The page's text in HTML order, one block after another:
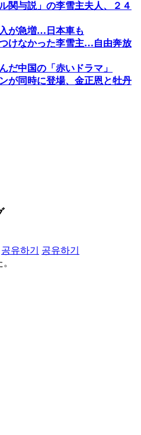
関与説」の李雪主夫人、２４
が急増…日本車も
けなかった李雪主…自由奔放
だ中国の「赤いドラマ」
が同時に登場、金正恩と牡丹
공유하기
공유하기